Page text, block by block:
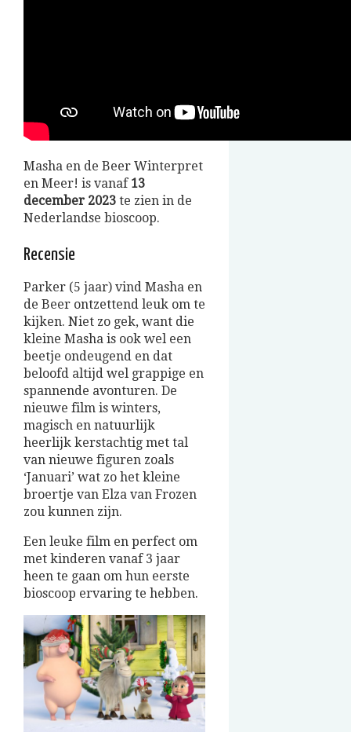
Masha en de Beer Winterpret
en Meer! is vanaf 13
december 2023 te zien in de
Nederlandse bioscoop.
Recensie
Parker (5 jaar) vind Masha en
de Beer ontzettend leuk om te
kijken. Niet zo gek, want die
kleine Masha is ook wel een
beetje ondeugend en dat
beloofd altijd wel grappige en
spannende avonturen. De
nieuwe film is winters,
magisch en natuurlijk
heerlijk kerstachtig met tal
van nieuwe figuren zoals
‘Januari’ wat zo het kleine
broertje van Elza van Frozen
zou kunnen zijn.
Een leuke film en perfect om
met kinderen vanaf 3 jaar
heen te gaan om hun eerste
bioscoop ervaring te hebben.